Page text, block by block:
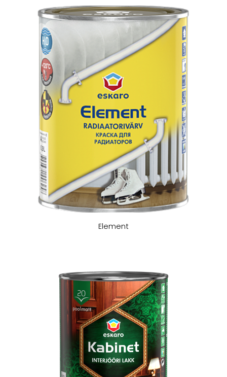
Element